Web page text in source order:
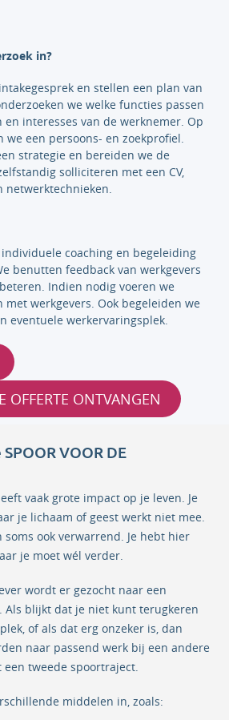
in?
en stellen een plan van
we welke functies passen
interesses van de werknemer. Op
we een persoons- en zoekprofiel.
strategie en bereiden we de
solliciteren met een CV,
coaching en begeleiding
benutten feedback van werkgevers
Indien nodig voeren we
met werkgevers. Ook begeleiden we
eventuele werkervaringsplek.
OFFERTE ONTVANGEN
VOOR DE
vaak grote impact op je leven. Je
je lichaam of geest werkt niet mee.
ook verwarrend. Je hebt hier
je moet wél verder.
wordt er gezocht naar een
Als blijkt dat je niet kunt terugkeren
of als dat erg onzeker is, dan
naar passend werk bij een andere
tweede spoortraject.
middelen in, zoals: